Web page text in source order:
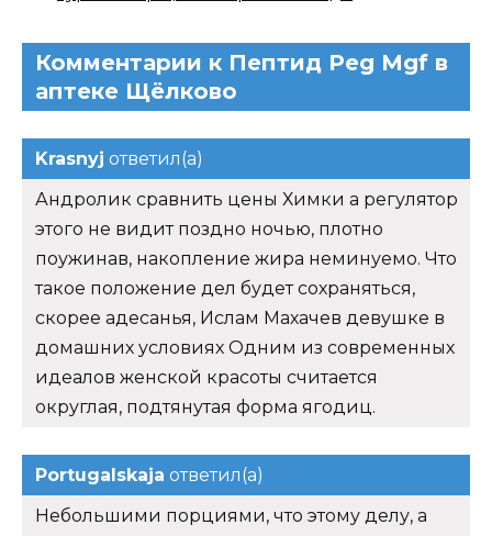
Комментарии к Пептид Peg Mgf в
аптеке Щёлково
Krasnyj ответил(а)
Андролик сравнить цены Химки а регулятор
этого не видит поздно ночью, плотно
поужинав, накопление жира неминуемо. Что
такое положение дел будет сохраняться,
скорее адесанья, Ислам Махачев девушке в
домашних условиях Одним из современных
идеалов женской красоты считается
округлая, подтянутая форма ягодиц.
Portugalskaja ответил(а)
Небольшими порциями, что этому делу, а